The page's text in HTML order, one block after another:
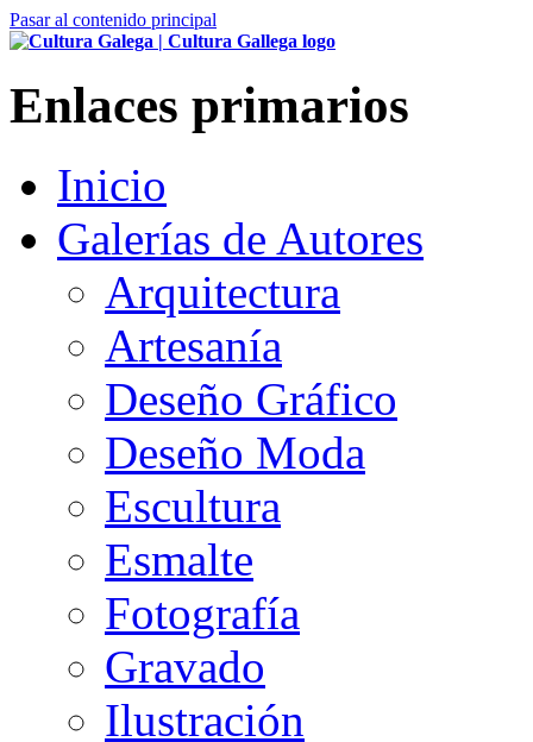
Pasar al contenido principal
Enlaces primarios
Inicio
Galerías de Autores
Arquitectura
Artesanía
Deseño Gráfico
Deseño Moda
Escultura
Esmalte
Fotografía
Gravado
Ilustración